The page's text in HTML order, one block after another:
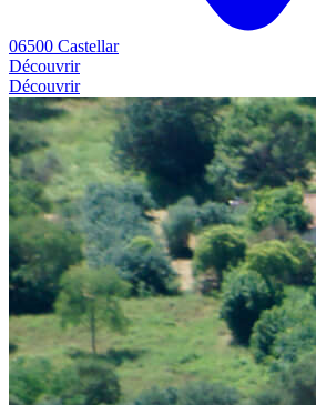
06500 Castellar
Découvrir
Découvrir